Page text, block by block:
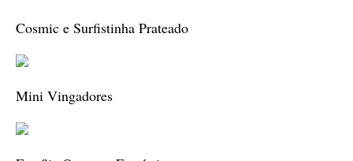
Cosmic e Surfistinha Prateado
Mini Vingadores